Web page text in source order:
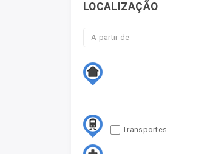
LOCALIZAÇÃO
Transportes